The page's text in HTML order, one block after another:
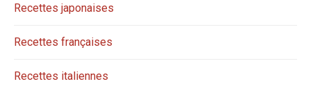
Recettes japonaises
Recettes françaises
Recettes italiennes